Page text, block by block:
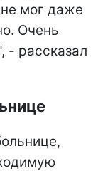
не мог даже
Очень
- рассказал